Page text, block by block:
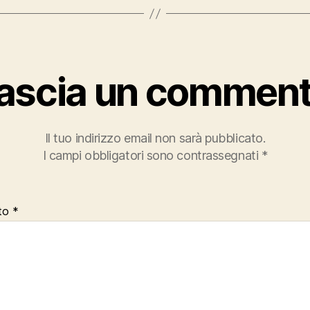
un
Il tuo indirizzo email non sarà pubblicato.
I campi obbligatori sono contrassegnati *
*